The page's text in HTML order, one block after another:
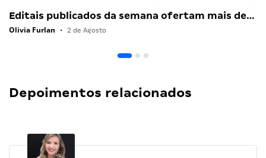
Editais publicados da semana ofertam mais de…
Olivia Furlan • 2 de Agosto
Depoimentos relacionados